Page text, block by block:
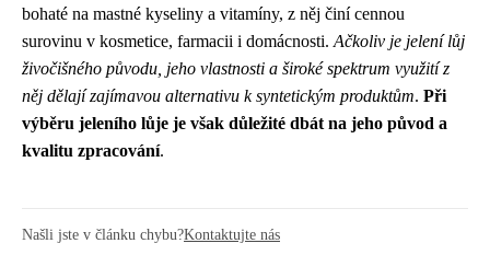
bohaté na mastné kyseliny a vitamíny, z něj činí cennou
surovinu v kosmetice, farmacii i domácnosti. Ačkoliv je jelení lůj
živočišného původu, jeho vlastnosti a široké spektrum využití z
něj dělají zajímavou alternativu k syntetickým produktům. Při
výběru jeleního lůje je však důležité dbát na jeho původ a
kvalitu zpracování.
Našli jste v článku chybu?Kontaktujte nás